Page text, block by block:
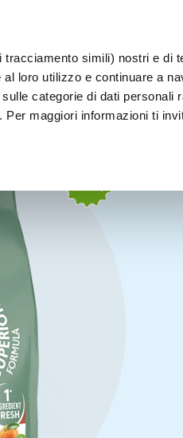
simili) nostri e di
loro utilizzo e continuare a
categorie di dati personali
maggiori informazioni ti
MONDO PER IL TUO